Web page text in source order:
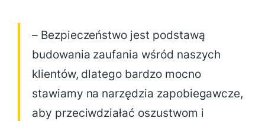
– Bezpieczeństwo jest podstawą
budowania zaufania wśród naszych
klientów, dlatego bardzo mocno
stawiamy na narzędzia zapobiegawcze,
aby przeciwdziałać oszustwom i